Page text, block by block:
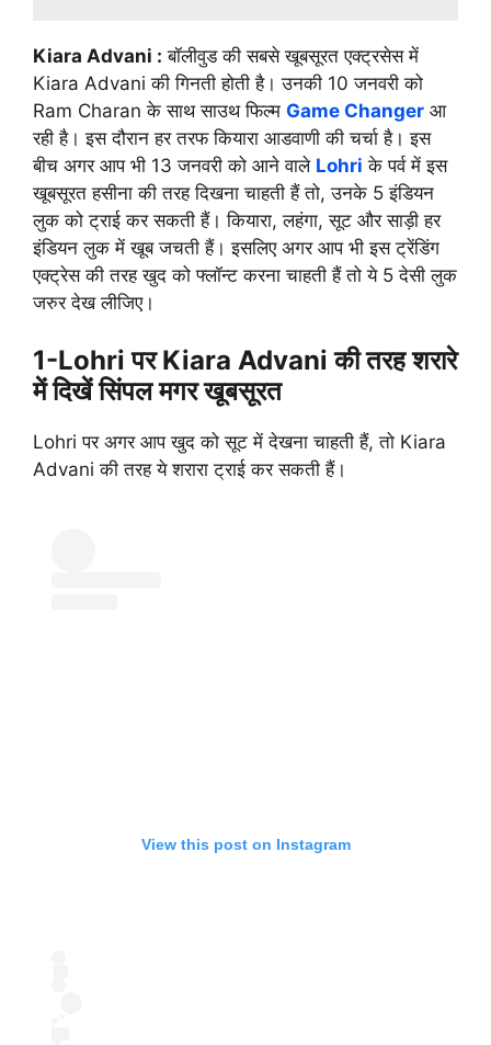
Kiara Advani : बॉलीवुड की सबसे खूबसूरत एक्ट्रसेस में
Kiara Advani की गिनती होती है। उनकी 10 जनवरी को
Ram Charan के साथ साउथ फिल्म Game Changer आ
रही है। इस दौरान हर तरफ कियारा आडवाणी की चर्चा है। इस
बीच अगर आप भी 13 जनवरी को आने वाले Lohri के पर्व में इस
खूबसूरत हसीना की तरह दिखना चाहती हैं तो, उनके 5 इंडियन
लुक को ट्राई कर सकती हैं। कियारा, लहंगा, सूट और साड़ी हर
इंडियन लुक में खूब जचती हैं। इसलिए अगर आप भी इस ट्रेंडिंग
एक्ट्रेस की तरह खुद को फ्लॉन्ट करना चाहती हैं तो ये 5 देसी लुक
जरुर देख लीजिए।
1-Lohri पर Kiara Advani की तरह शरारे
में दिखें सिंपल मगर खूबसूरत
Lohri पर अगर आप खुद को सूट में देखना चाहती हैं, तो Kiara
Advani की तरह ये शरारा ट्राई कर सकती हैं।
View this post on Instagram